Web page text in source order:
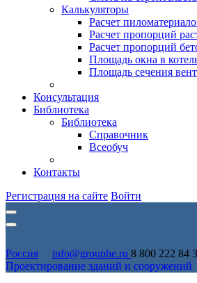
Калькуляторы
Расчет
Расчет пропорций
Расчет пропорций
Площадь окна в
Площадь сечения
Консультация
Библиотека
Библиотека
Справочник
Всеобуч
Контакты
Регистрация на сайте Войти
Россия info@grouphe.ru 8 800 222 84
Проектирование зданий и сооружений